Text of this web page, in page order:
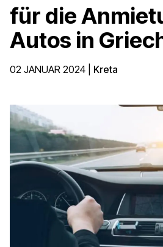
für die
Autos in
02 JANUAR 2024 Kreta